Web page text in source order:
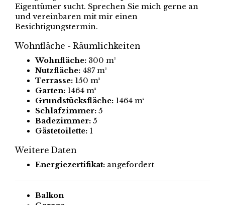
Eigentümer sucht. Sprechen Sie mich gerne an
und vereinbaren mit mir einen
Besichtigungstermin.
Wohnfläche - Räumlichkeiten
Wohnfläche: 300 m²
Nutzfläche: 487 m²
Terrasse: 150 m²
Garten: 1464 m²
Grundstücksfläche: 1464 m²
Schlafzimmer: 5
Badezimmer: 5
Gästetoilette: 1
Weitere Daten
Energiezertifikat: angefordert
Balkon